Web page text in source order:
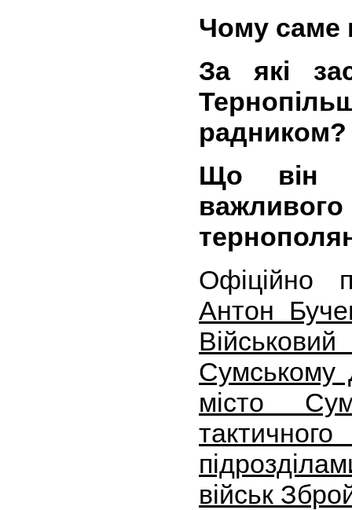
Чому саме
За які
Що він
Офіційно
Антон
Сумському
місто
військ